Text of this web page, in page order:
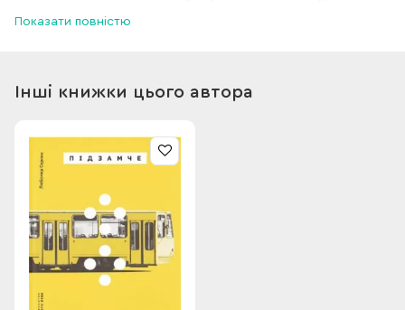
радше про рух угору, рух росту.
Показати повністю
Інші книжки цього автора